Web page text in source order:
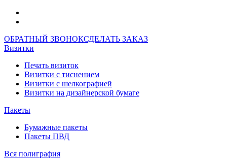
ОБРАТНЫЙ ЗВОНОКСДЕЛАТЬ ЗАКАЗ
Визитки
Печать визиток
Визитки с тиснением
Визитки с шелкографией
Визитки на дизайнерской бумаге
Пакеты
Бумажные пакеты
Пакеты ПВД
Вся полиграфия